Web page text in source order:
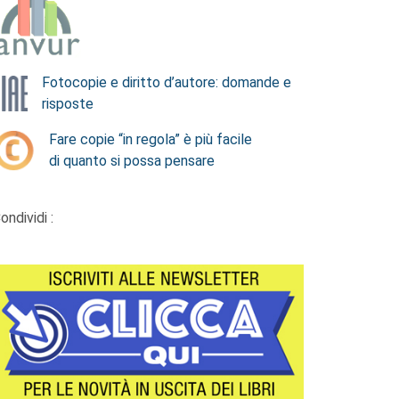
Fotocopie e diritto d’autore: domande e
risposte
Fare copie “in regola” è più facile
di quanto si possa pensare
: